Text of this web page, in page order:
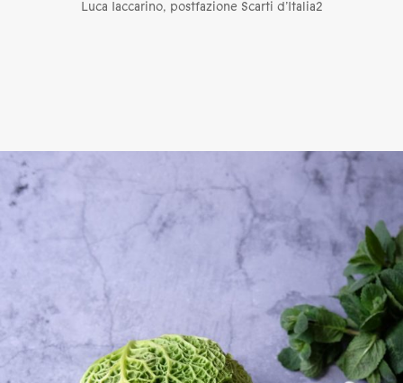
Luca Iaccarino, postfazione Scarti d’Italia2